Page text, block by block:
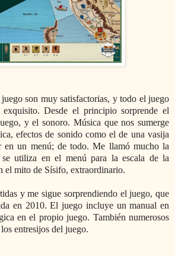
son muy satisfactorias, y todo el juego
Desde el principio sorprende el
y el sonoro. Música que nos sumerge
efectos de sonido como el de una vasija
en un menú; de todo. Me llamó mucho la
utiliza en el menú para la escala de la
el mito de Sísifo, extraordinario.
y me sigue sorprendiendo el juego, que
en 2010. El juego incluye un manual en
en el propio juego. También numerosos
entresijos del juego.